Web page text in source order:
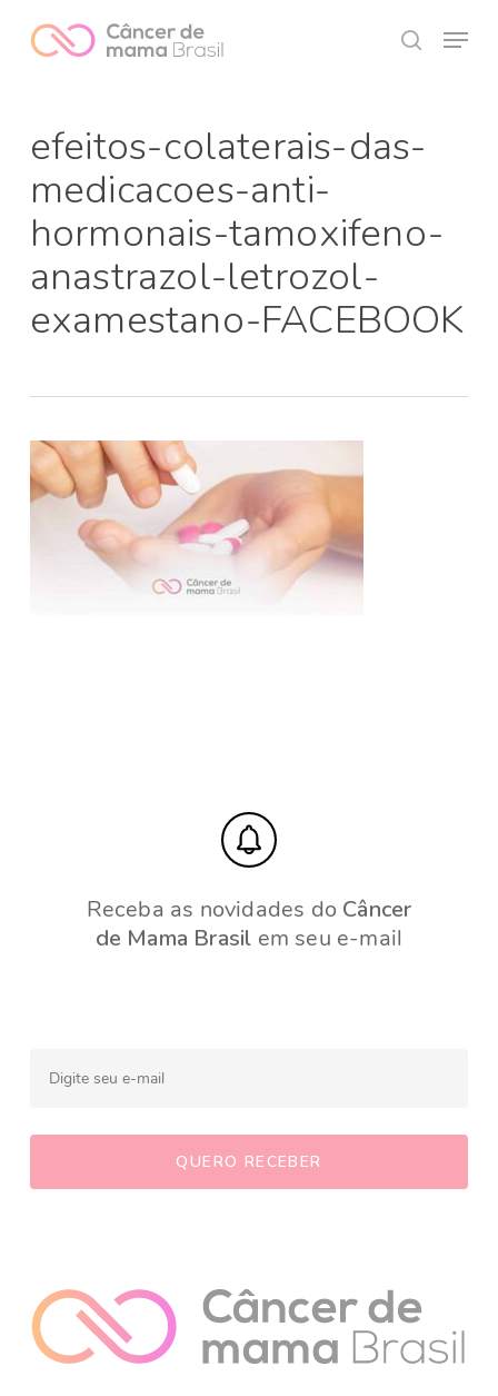
Menu
efeitos-colaterais-das-
medicacoes-anti-
hormonais-tamoxifeno-
anastrazol-letrozol-
examestano-FACEBOOK
Receba as novidades do Câncer
de Mama Brasil em seu e-mail